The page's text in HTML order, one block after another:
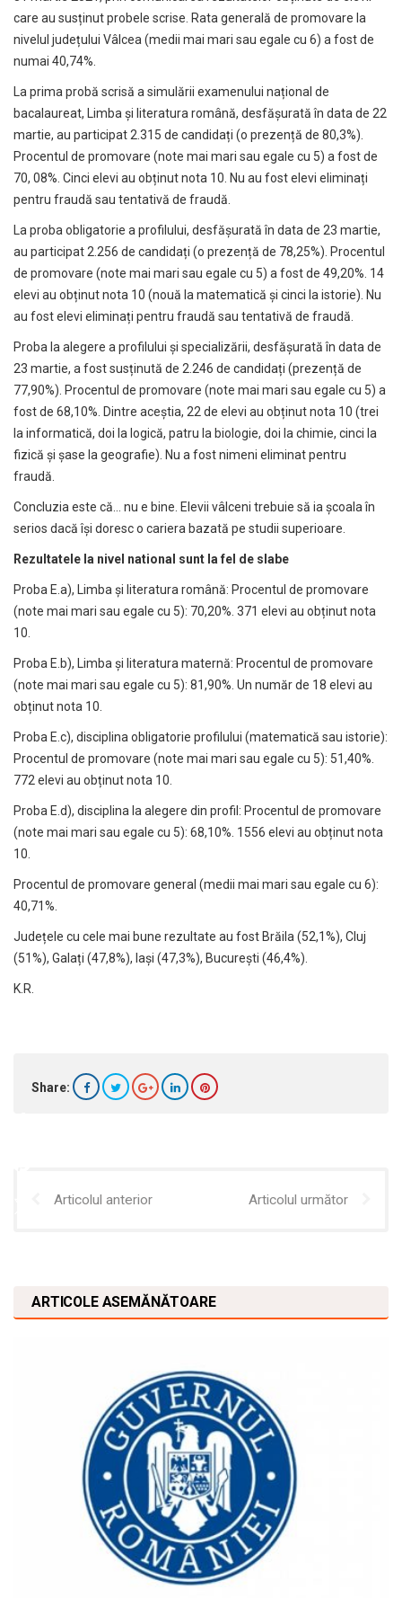
care au susținut probele scrise. Rata generală de promovare la
nivelul județului Vâlcea (medii mai mari sau egale cu 6) a fost de
numai 40,74%.
La prima probă scrisă a simulării examenului național de
bacalaureat, Limba și literatura română, desfășurată în data de 22
martie, au participat 2.315 de candidați (o prezență de 80,3%).
Procentul de promovare (note mai mari sau egale cu 5) a fost de
70, 08%. Cinci elevi au obținut nota 10. Nu au fost elevi eliminați
pentru fraudă sau tentativă de fraudă.
La proba obligatorie a profilului, desfășurată în data de 23 martie,
au participat 2.256 de candidați (o prezență de 78,25%). Procentul
de promovare (note mai mari sau egale cu 5) a fost de 49,20%. 14
elevi au obținut nota 10 (nouă la matematică și cinci la istorie). Nu
au fost elevi eliminați pentru fraudă sau tentativă de fraudă.
Proba la alegere a profilului și specializării, desfășurată în data de
23 martie, a fost susținută de 2.246 de candidați (prezență de
77,90%). Procentul de promovare (note mai mari sau egale cu 5) a
fost de 68,10%. Dintre aceștia, 22 de elevi au obținut nota 10 (trei
la informatică, doi la logică, patru la biologie, doi la chimie, cinci la
fizică și șase la geografie). Nu a fost nimeni eliminat pentru
fraudă.
Concluzia este că… nu e bine. Elevii vâlceni trebuie să ia școala în
serios dacă își doresc o cariera bazată pe studii superioare.
Rezultatele la nivel national sunt la fel de slabe
Proba E.a), Limba și literatura română: Procentul de promovare
(note mai mari sau egale cu 5): 70,20%. 371 elevi au obținut nota
10.
Proba E.b), Limba și literatura maternă: Procentul de promovare
(note mai mari sau egale cu 5): 81,90%. Un număr de 18 elevi au
obținut nota 10.
Proba E.c), disciplina obligatorie profilului (matematică sau istorie):
Procentul de promovare (note mai mari sau egale cu 5): 51,40%.
772 elevi au obținut nota 10.
Proba E.d), disciplina la alegere din profil: Procentul de promovare
(note mai mari sau egale cu 5): 68,10%. 1556 elevi au obținut nota
10.
Procentul de promovare general (medii mai mari sau egale cu 6):
40,71%.
Județele cu cele mai bune rezultate au fost Brăila (52,1%), Cluj
(51%), Galați (47,8%), Iași (47,3%), București (46,4%).
K.R.
Share:
Articolul anterior Articolul următor
ARTICOLE ASEMĂNĂTOARE